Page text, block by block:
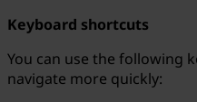
Keyboard shortcuts
You can use the following
navigate more quickly:
Search term...